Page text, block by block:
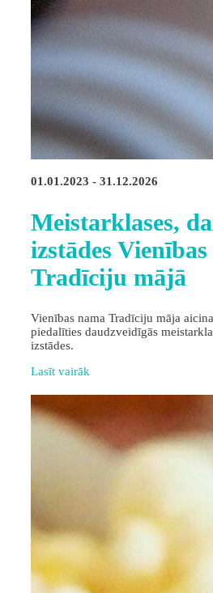
01.01.2023 - 31.12.2026
Meistarklases,
izstādes
Tradīciju mājā
Vienības nama Tradīciju māja
piedalīties daudzveidīgās
izstādes.
Lasīt vairāk